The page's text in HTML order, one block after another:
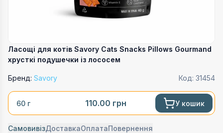
Ласощі для котів Savory Cats Snacks Pillows Gourmand
хрусткі подушечки із лососем
Бренд: Savory Код: 31454
60 г 110.00 грн У кошик
СамовивізДоставкаОплатаПовернення